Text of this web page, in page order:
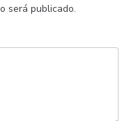
será publicado.